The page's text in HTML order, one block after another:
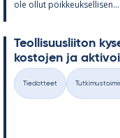
ole ol­lut poik­keuk­sel­li­sen...
Teol­li­suus­lii­ton
kos­to­jen ja
Kategoriat
Tiedotteet